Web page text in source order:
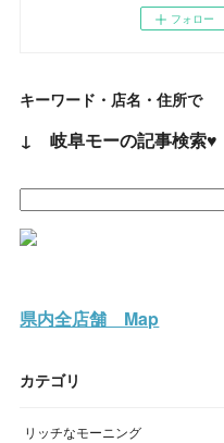
フォロー
キーワード・店名・住所で
↓ 岐阜モーの記事検索♥
県内全店舗 Map
カテゴリ
リッチなモーニング